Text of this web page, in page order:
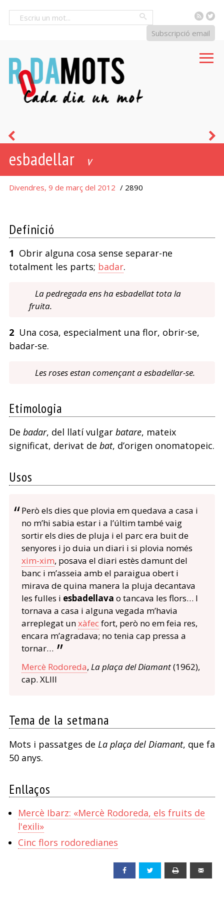
RSS
Subscripció email
esbadellar v
Divendres, 9 de març del 2012 / 2890
Definició
1 Obrir alguna cosa sense separar-ne
totalment les parts; badar.
La pedregada ens ha esbadellat tota la
fruita.
2Una cosa, especialment una flor, obrir-se,
badar-se.
Les roses estan començant a esbadellar-se.
Etimologia
De badar, del llatí vulgar batare, mateix
significat, derivat de bat, d’origen onomatopeic.
Usos
Però els dies que plovia em quedava a casa i
no m’hi sabia estar i a l’últim també vaig
sortir els dies de pluja i el parc era buit de
senyores i jo duia un diari i si plovia només
xim-xim, posava el diari estès damunt del
banc i m’asseia amb el paraigua obert i
mirava de quina manera la pluja decantava
les fulles i esbadellava o tancava les flors… I
tornava a casa i alguna vegada m’havia
arreplegat unxàfecfort, però no em feia res,
encara m’agradava; no tenia cap pressa a
tornar…
Mercè Rodoreda, La plaça del Diamant(1962),
cap. XLIII
Tema de la setmana
Mots i passatges de La plaça del Diamant, que fa
50 anys.
Enllaços
Mercè Ibarz: «Mercè Rodoreda, els fruits de
l'exili»
Cinc flors rodoredianes
Facebook Twitter
faluga